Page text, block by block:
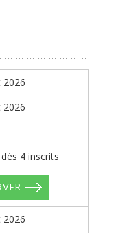
2026
2026
4 inscrits
2026